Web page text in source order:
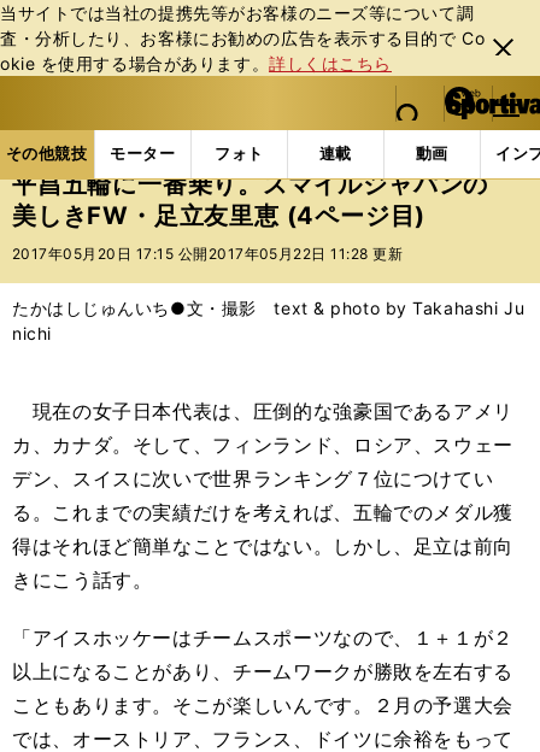
当サイトでは当社の提携先等がお客様のニーズ等について調
査・分析したり、お客様にお勧めの広告を表⽰する⽬的で Co
okie を使⽤する場合があります。詳しくはこちら
閉じ
る
web Sportiva (webスポルティーバ)
検索
マイペ
ー
ジ
メニュ
その他競技 モーター フォト 連載 動画 イン
ス
ポ
ル
バ
その他競技の記事一覧 その他競技 冬季競技 平
平昌五輪に一番乗り。スマイルジャパンの
美しきFW・足立友里恵 (4ページ目)
2017年05月20日 17:15 公開 2017年05月22日 11:28 更新
たかはしじゅんいち●文・撮影 text & photo by Takahashi Ju
nichi
現在の女子日本代表は、圧倒的な強豪国であるアメリ
カ、カナダ。そして、フィンランド、ロシア、スウェー
デン、スイスに次いで世界ランキング７位につけてい
る。これまでの実績だけを考えれば、五輪でのメダル獲
得はそれほど簡単なことではない。しかし、足立は前向
きにこう話す。
「アイスホッケーはチームスポーツなので、１＋１が２
以上になることがあり、チームワークが勝敗を左右する
こともあります。そこが楽しいんです。２月の予選大会
では、オーストリア、フランス、ドイツに余裕をもって